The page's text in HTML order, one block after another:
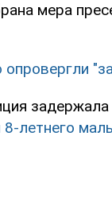
мера
8-летнего